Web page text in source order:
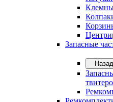
Запасные
Назад